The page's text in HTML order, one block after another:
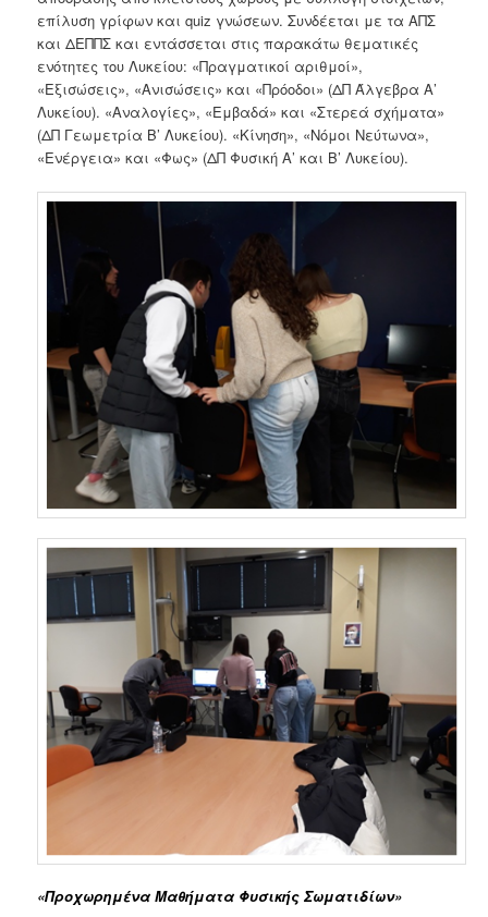
επίλυση γρίφων και quiz γνώσεων. Συνδέεται με τα ΑΠΣ
και ΔΕΠΠΣ και εντάσσεται στις παρακάτω θεματικές
ενότητες του Λυκείου: «Πραγματικοί αριθμοί»,
«Εξισώσεις», «Ανισώσεις» και «Πρόοδοι» (ΔΠ Άλγεβρα Α’
Λυκείου). «Αναλογίες», «Εμβαδά» και «Στερεά σχήματα»
(ΔΠ Γεωμετρία Β’ Λυκείου). «Κίνηση», «Νόμοι Νεύτωνα»,
«Ενέργεια» και «Φως» (ΔΠ Φυσική Α’ και Β’ Λυκείου).
«Προχωρημένα Μαθήματα Φυσικής Σωματιδίων»